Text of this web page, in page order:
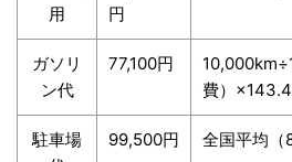
用
円
ガソリ
ン代
77,100円
費）
駐車場
99,500円 全国平均（